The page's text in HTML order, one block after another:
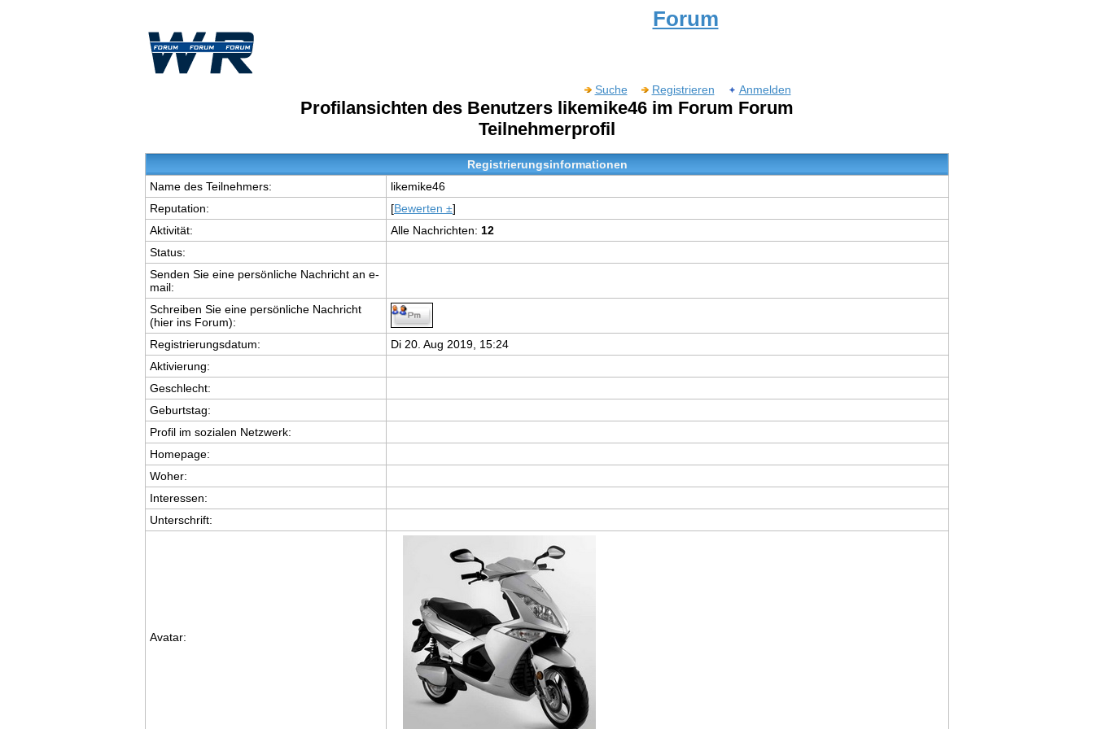
Forum
Suche Registrieren Anmelden
Profilansichten des Benutzers likemike46 im Forum Forum
Teilnehmerprofil
Registrierungsinformationen
Name des Teilnehmers:
likemike46
Reputation:
[Bewerten ±]
Aktivität:
Alle Nachrichten: 12
Status:
Senden Sie eine persönliche Nachricht an e-
mail:
Schreiben Sie eine persönliche Nachricht
(hier ins Forum):
Registrierungsdatum:
Di 20. Aug 2019, 15:24
Aktivierung:
Geschlecht:
Geburtstag:
Profil im sozialen Netzwerk:
Homepage:
Woher:
Interessen:
Unterschrift:
Avatar: